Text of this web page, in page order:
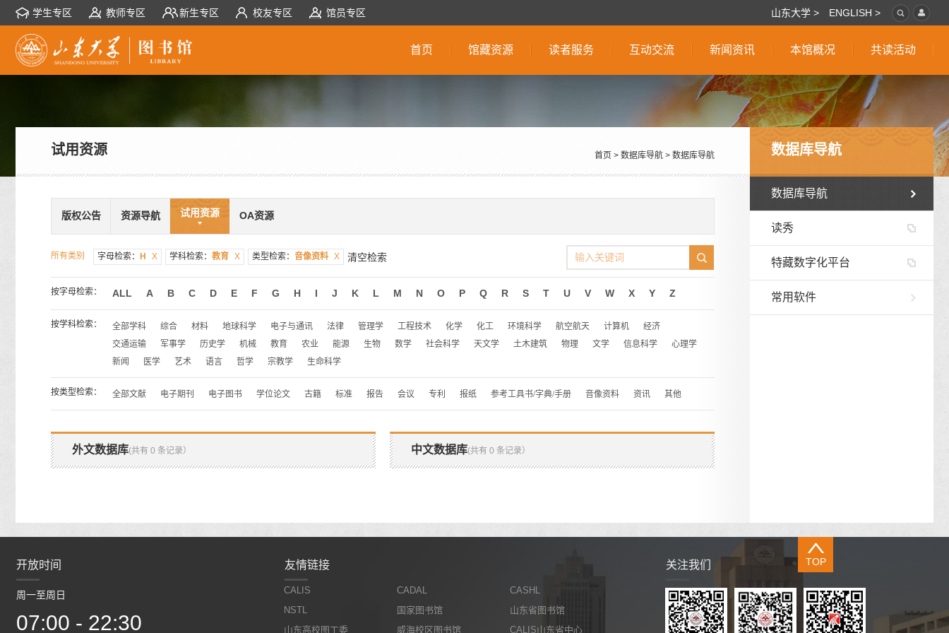
学生专区 教师专区 新生专区 校友专区 馆员专区 山东大学 > ENGLISH >
首页 馆藏资源 读者服务 互动交流 新闻资讯 本馆概况 共读活动
数据库导航
数据库导航
读秀
特藏数字化平台
常用软件
试用资源 首页 > 数据库导航 > 数据库导航
版权公告 资源导航 试用资源 OA资源
所有类别 字母检索： H X 学科检索： 教育 X 类型检索： 音像资料 X 清空检索
按字母检索： ALL A B C D E F G H I J K L M N O P Q R S T U V W X Y Z
按学科检索： 全部学科 综合 材料 地球科学 电子与通讯 法律 管理学 工程技术 化学 化工 环境科学 航空航天 计算机
经济
交通运输
军事学 历史学 机械 教育 农业 能源 生物 数学 社会科学 天文学 土木建筑 物理 文学 信息科学
心理学
新闻
医学 艺术 语言 哲学 宗教学 生命科学
按类型检索： 全部文献 电子期刊 电子图书 学位论文 古籍 标准 报告 会议 专利 报纸 参考工具书/字典/手册 音像资料 资讯 其他
外文数据库(共有 0 条记录） 中文数据库(共有 0 条记录）
TOP
开放时间
周一至周日
07:00 - 22:30 07:00 - 22:30
友情链接
CALIS CADAL
CASHL
NSTL
国家图书馆
山东省图书馆
山东高校图工委
威海校区图书馆 CALIS山东省中心
关注我们